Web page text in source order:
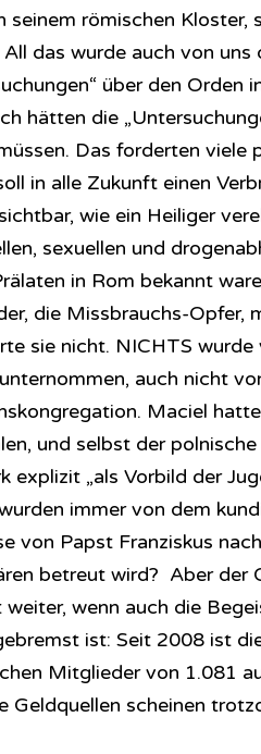
seinem römischen
All das wurde auch von
über den Orden
hätten die
Das forderten viele
in alle Zukunft einen
wie ein Heiliger
sexuellen und
in Rom bekannt
die Missbrauchs-Opfer,
sie nicht. NICHTS
auch nicht
Maciel
und selbst der
explizit „als Vorbild der
immer von dem
von Papst Franziskus
betreut wird? Aber der
weiter, wenn auch die
ist: Seit 2008 ist
Mitglieder von 1.081
Geldquellen scheinen